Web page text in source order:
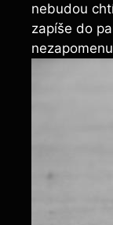
nebudou
zapíše do